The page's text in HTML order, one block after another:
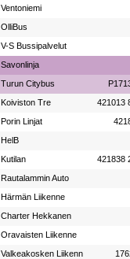
Ventoniemi
OlliBus
V-S Bussipalvelut
Savonlinja
Turun Citybus
Koiviston Tre 421013
Porin Linjat
HelB
Kutilan 421838
Rautalammin Auto
Härmän Liikenne
Charter Hekkanen
Oravaisten Liikenne
Valkeakosken Liikenn